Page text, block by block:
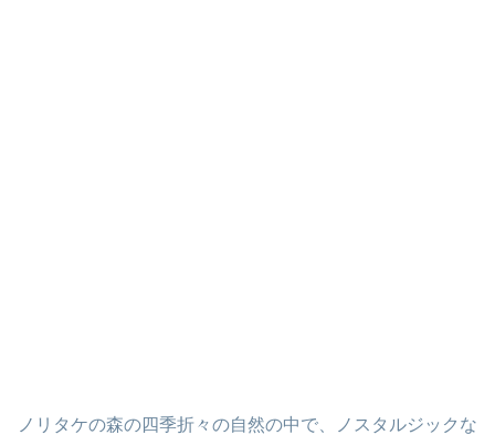
ノリタケの森の四季折々の自然の中で、ノスタルジックな